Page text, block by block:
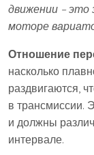
движении – это
моторе
Отношение
насколько
раздвигаются,
в трансмиссии.
и должны
интервале.